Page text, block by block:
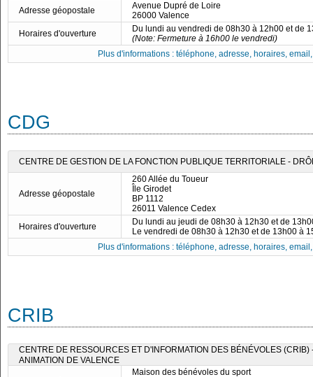
Adresse géopostale
Avenue Dupré de Loire
26000 Valence
Horaires d'ouverture
Du lundi au vendredi de 08h30 à 12h00 et de
(Note: Fermeture à 16h00 le vendredi)
Plus d'informations : téléphone, adresse, horaires,
CDG
CENTRE DE GESTION DE LA FONCTION PUBLIQUE TERRITORIALE -
Adresse géopostale
260 Allée du Toueur
Île Girodet
BP 1112
26011 Valence Cedex
Horaires d'ouverture
Du lundi au jeudi de 08h30 à 12h30 et de
Le vendredi de 08h30 à 12h30 et de 13h00 à
Plus d'informations : téléphone, adresse, horaires,
CRIB
CENTRE DE RESSOURCES ET D'INFORMATION DES BÉNÉVOLES
ANIMATION DE VALENCE
Maison des bénévoles du sport